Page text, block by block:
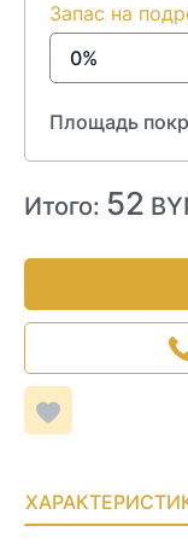
Запас на
Площадь
Итого: 52
Добавить
в
желаемого